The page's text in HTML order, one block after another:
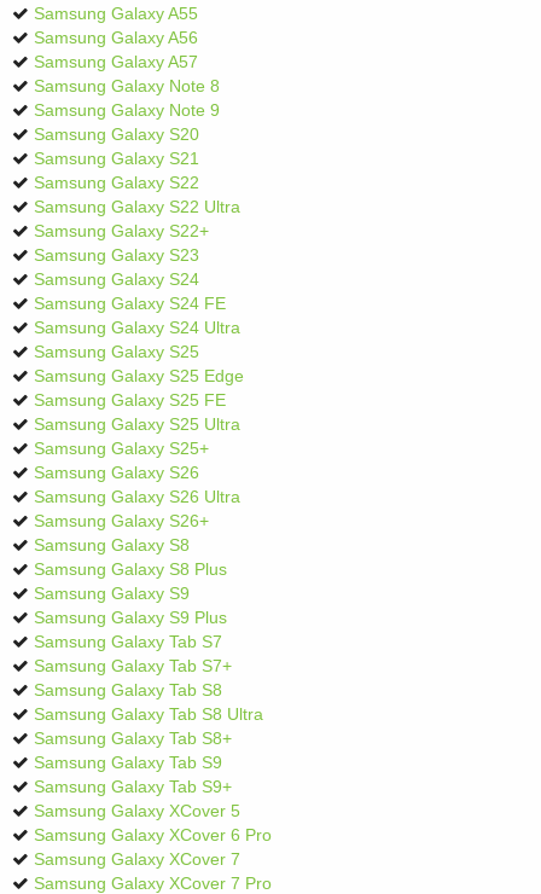
Samsung Galaxy A55
Samsung Galaxy A56
Samsung Galaxy A57
Samsung Galaxy Note 8
Samsung Galaxy Note 9
Samsung Galaxy S20
Samsung Galaxy S21
Samsung Galaxy S22
Samsung Galaxy S22 Ultra
Samsung Galaxy S22+
Samsung Galaxy S23
Samsung Galaxy S24
Samsung Galaxy S24 FE
Samsung Galaxy S24 Ultra
Samsung Galaxy S25
Samsung Galaxy S25 Edge
Samsung Galaxy S25 FE
Samsung Galaxy S25 Ultra
Samsung Galaxy S25+
Samsung Galaxy S26
Samsung Galaxy S26 Ultra
Samsung Galaxy S26+
Samsung Galaxy S8
Samsung Galaxy S8 Plus
Samsung Galaxy S9
Samsung Galaxy S9 Plus
Samsung Galaxy Tab S7
Samsung Galaxy Tab S7+
Samsung Galaxy Tab S8
Samsung Galaxy Tab S8 Ultra
Samsung Galaxy Tab S8+
Samsung Galaxy Tab S9
Samsung Galaxy Tab S9+
Samsung Galaxy XCover 5
Samsung Galaxy XCover 6 Pro
Samsung Galaxy XCover 7
Samsung Galaxy XCover 7 Pro